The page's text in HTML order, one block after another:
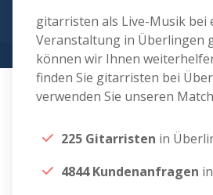
gitarristen als Live-Musik bei
Veranstaltung in Überlingen
können wir Ihnen
finden Sie gitarristen bei
verwenden Sie unseren
225 Gitarristen in
4844 Kundenanfragen